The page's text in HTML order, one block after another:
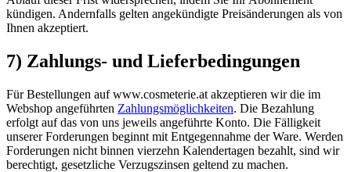
kündigen. Andernfalls gelten angekündigte Preisänderungen als von
Ihnen akzeptiert.
7) Zahlungs- und Lieferbedingungen
Für Bestellungen auf www.cosmeterie.at akzeptieren wir die im
Webshop angeführten Zahlungsmöglichkeiten. Die Bezahlung
erfolgt auf das von uns jeweils angeführte Konto. Die Fälligkeit
unserer Forderungen beginnt mit Entgegennahme der Ware. Werden
Forderungen nicht binnen vierzehn Kalendertagen bezahlt, sind wir
berechtigt, gesetzliche Verzugszinsen geltend zu machen.